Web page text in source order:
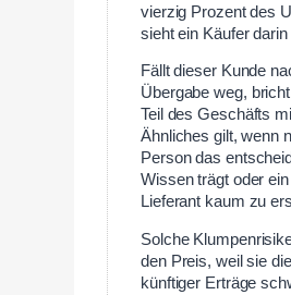
vierzig Prozent des
sieht ein Käufer
Fällt dieser Kunde
Übergabe weg,
Teil des Geschäfts
Ähnliches gilt, wenn
Person das
Wissen trägt oder
Lieferant kaum zu
Solche
den Preis, weil sie
künftiger Erträge